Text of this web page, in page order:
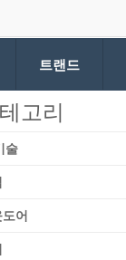
트랜드
고리
술
어